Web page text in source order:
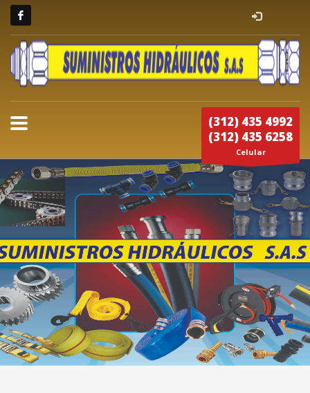
(312) 435 4992
(312) 435 6258
Celular